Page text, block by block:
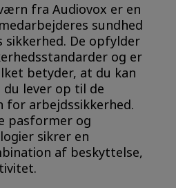
fra Audiovox er en
sundhed
sikkerhed. De opfylder
og er
betyder, at du kan
lever op til de
for arbejdssikkerhed.
pasformer og
sikrer en
af beskyttelse,